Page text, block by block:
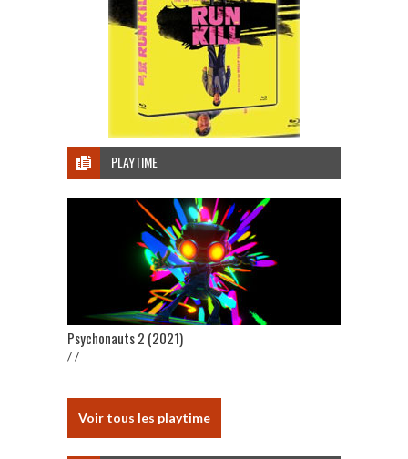
PLAYTIME
Psychonauts 2 (2021)
/ /
Voir tous les playtime